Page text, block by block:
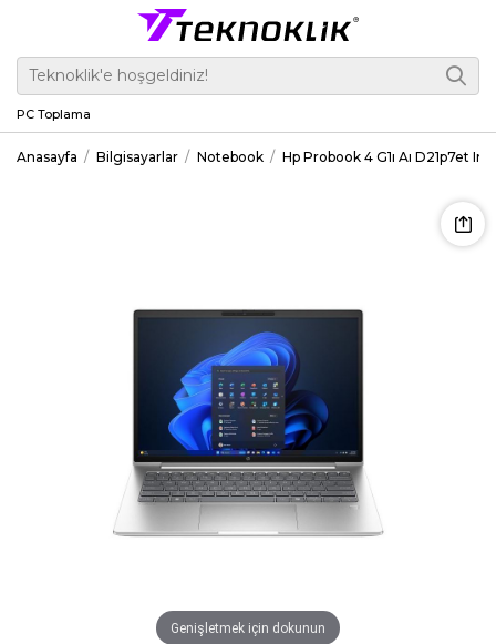
PC Toplama
Anasayfa Bilgisayarlar Notebook Hp Probook 4 G1ı Aı D21p7et
Genişletmek için dokunun